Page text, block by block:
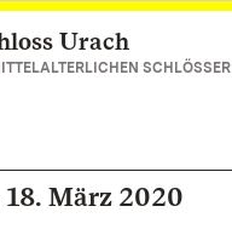
springen
Urach
SCHLÖSSER
März 2020